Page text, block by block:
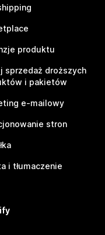
produktu
sprzedaż droższych
i pakietów
e-mailowy
stron
i tłumaczenie